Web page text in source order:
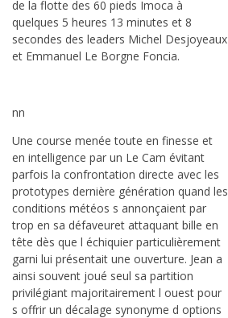
de la flotte des 60 pieds Imoca à
quelques 5 heures 13 minutes et 8
secondes des leaders Michel Desjoyeaux
et Emmanuel Le Borgne Foncia.
nn
Une course menée toute en finesse et
en intelligence par un Le Cam évitant
parfois la confrontation directe avec les
prototypes dernière génération quand les
conditions météos s annonçaient par
trop en sa défaveuret attaquant bille en
tête dès que l échiquier particulièrement
garni lui présentait une ouverture. Jean a
ainsi souvent joué seul sa partition
privilégiant majoritairement l ouest pour
s offrir un décalage synonyme d options